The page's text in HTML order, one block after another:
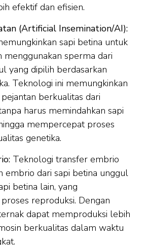
efektif dan efisien.
(Artificial Insemination/AI):
sapi betina untuk
menggunakan sperma dari
yang dipilih berdasarkan
Teknologi ini memungkinkan
berkualitas dari
harus memindahkan sapi
mempercepat proses
genetika.
Teknologi transfer embrio
embrio dari sapi betina unggul
betina lain, yang
reproduksi. Dengan
dapat memproduksi lebih
berkualitas dalam waktu